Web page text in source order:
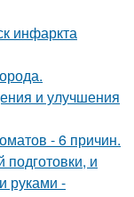
инфаркта
и улучшения
- 6 причин.
подготовки, и
руками -